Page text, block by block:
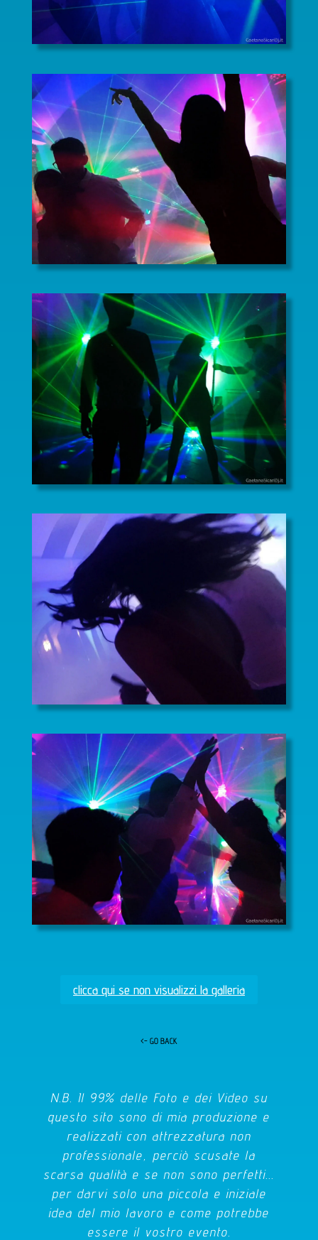
clicca qui se non visualizzi la galleria
<- GO BACK
N.B. Il 99% delle Foto e dei Video su
questo sito sono di mia produzione e
realizzati con attrezzatura non
professionale, perciò scusate la
scarsa qualità e se non sono perfetti...
per darvi solo una piccola e iniziale
idea del mio lavoro e come potrebbe
essere il vostro evento.